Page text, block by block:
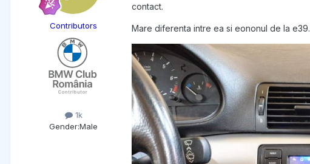
Contributors
1k
Gender:Male
contact.
Mare diferenta intre ea si eononul de la e39.